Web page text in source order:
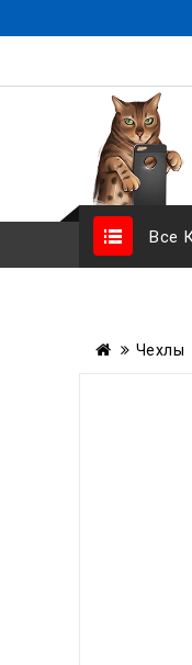
Все
Чехлы